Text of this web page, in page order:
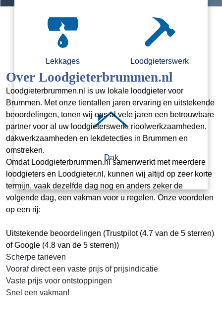
Lekkages Loodgieterswerk
Dak
Over Loodgieterbrummen.nl
Loodgieterbrummen.nl is uw lokale loodgieter voor
Brummen. Met onze tientallen jaren ervaring en uitstekende
beoordelingen, tonen wij ons al vele jaren een betrouwbare
partner voor al uw loodgieterswerk, rioolwerkzaamheden,
dakwerkzaamheden en lekdetecties in Brummen en
omstreken.
Omdat Loodgieterbrummen.nl samenwerkt met meerdere
loodgieters en Loodgieter.nl, kunnen wij altijd op zeer korte
termijn, vaak dezelfde dag nog en anders zeker de
volgende dag, een vakman voor u regelen. Onze voordelen
op een rij:
Uitstekende beoordelingen (Trustpilot (4.7 van de 5 sterren)
of Google (4.8 van de 5 sterren))
Scherpe tarieven
Vooraf direct een vaste prijs of prijsindicatie
Vaste prijs voor ontstoppingen
Snel een vakman!